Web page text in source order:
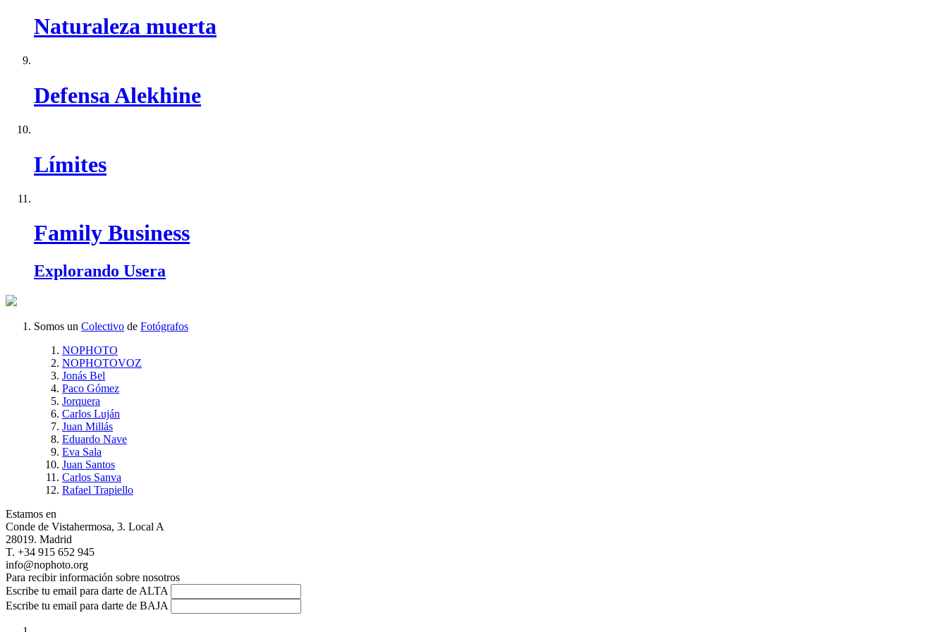
Naturaleza muerta
Defensa Alekhine
Límites
Family Business
Explorando Usera
Somos un Colectivo de Fotógrafos
NOPHOTO
NOPHOTOVOZ
Jonás Bel
Paco Gómez
Jorquera
Carlos Luján
Juan Millás
Eduardo Nave
Eva Sala
Juan Santos
Carlos Sanva
Rafael Trapiello
Estamos en
Conde de Vistahermosa, 3. Local A
28019. Madrid
T. +34 915 652 945
info@nophoto.org
Para recibir información sobre nosotros
Escribe tu email para darte de ALTA
Escribe tu email para darte de BAJA